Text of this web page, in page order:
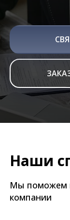
Наши
Мы поможем
компании